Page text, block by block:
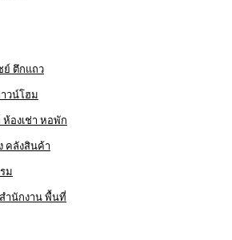
ตึกแถว
วน์โฮม
องเช่า หอพัก
คลังสินค้า
ม
ำนักงาน พื้นที่